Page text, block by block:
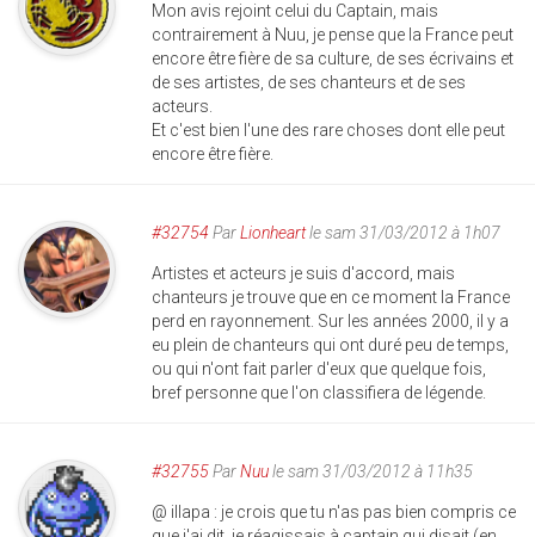
Mon avis rejoint celui du Captain, mais
contrairement à Nuu, je pense que la France peut
encore être fière de sa culture, de ses écrivains et
de ses artistes, de ses chanteurs et de ses
acteurs.
Et c'est bien l'une des rare choses dont elle peut
encore être fière.
#32754 ParLionheartle sam 31/03/2012 à 1h07
Artistes et acteurs je suis d'accord, mais
chanteurs je trouve que en ce moment la France
perd en rayonnement. Sur les années 2000, il y a
eu plein de chanteurs qui ont duré peu de temps,
ou qui n'ont fait parler d'eux que quelque fois,
bref personne que l'on classifiera de légende.
#32755ParNuule sam 31/03/2012 à 11h35
@ illapa : je crois que tu n'as pas bien compris ce